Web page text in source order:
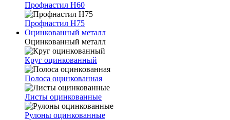
Профнастил Н60
Профнастил Н75
Оцинкованный металл
Оцинкованный металл
Круг оцинкованный
Полоса оцинкованная
Листы оцинкованные
Рулоны оцинкованные